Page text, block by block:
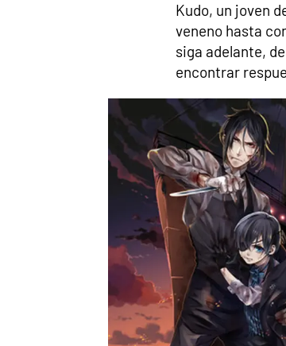
Kudo, un joven
veneno hasta
siga adelante,
encontrar